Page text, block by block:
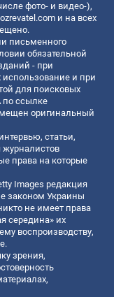
фото- и видео-),
и на всех
письменного
обязательной
- при
и при
для поисковых
по ссылке
оригинальный
статьи,
права на которые
Images редакция
законом Украины
не имеет права
середина» их
воспроизводству,
зрения,